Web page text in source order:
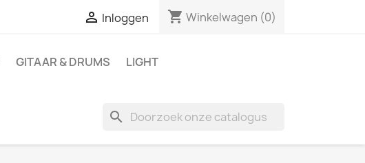
 Inloggen shopping_cart Winkelwagen (0)
GITAAR & DRUMS
LIGHT
search